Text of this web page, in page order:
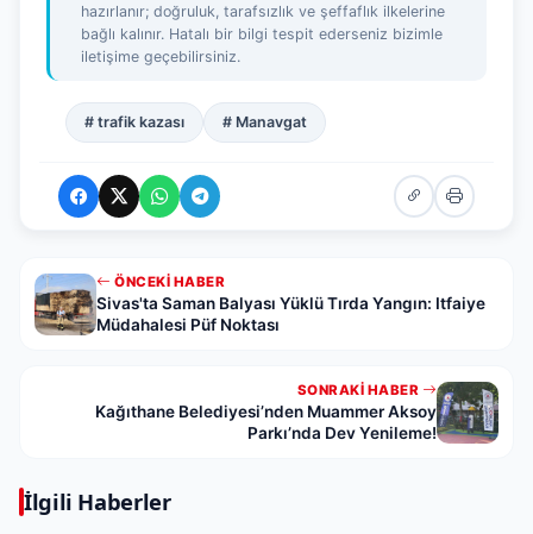
hazırlanır; doğruluk, tarafsızlık ve şeffaflık ilkelerine
bağlı kalınır. Hatalı bir bilgi tespit ederseniz bizimle
iletişime geçebilirsiniz.
# trafik kazası # Manavgat
ÖNCEKI HABER
Sivas'ta Saman Balyası Yüklü Tırda Yangın: Itfaiye
Müdahalesi Püf Noktası
SONRAKI HABER
Kağıthane Belediyesi’nden Muammer Aksoy
Parkı’nda Dev Yenileme!
İlgili Haberler